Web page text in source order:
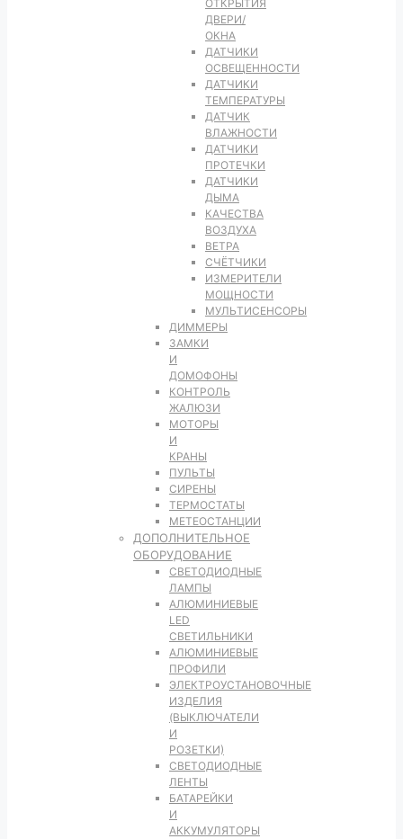
ОТКРЫТИЯ
ДВЕРИ/
ОКНА
ДАТЧИКИ
ОСВЕЩЕННОСТИ
ДАТЧИКИ
ТЕМПЕРАТУРЫ
ДАТЧИК
ВЛАЖНОСТИ
ДАТЧИКИ
ПРОТЕЧКИ
ДАТЧИКИ
ДЫМА
КАЧЕСТВА
ВОЗДУХА
ВЕТРА
СЧЁТЧИКИ
ИЗМЕРИТЕЛИ
МОЩНОСТИ
МУЛЬТИСЕНСОРЫ
ДИММЕРЫ
ЗАМКИ
И
ДОМОФОНЫ
КОНТРОЛЬ
ЖАЛЮЗИ
МОТОРЫ
И
КРАНЫ
ПУЛЬТЫ
СИРЕНЫ
ТЕРМОСТАТЫ
МЕТЕОСТАНЦИИ
ДОПОЛНИТЕЛЬНОЕ
ОБОРУДОВАНИЕ
CВЕТОДИОДНЫЕ
ЛАМПЫ
АЛЮМИНИЕВЫЕ
LED
СВЕТИЛЬНИКИ
АЛЮМИНИЕВЫЕ
ПРОФИЛИ
ЭЛЕКТРОУСТАНОВОЧНЫЕ
ИЗДЕЛИЯ
(ВЫКЛЮЧАТЕЛИ
И
РОЗЕТКИ)
СВЕТОДИОДНЫЕ
ЛЕНТЫ
БАТАРЕЙКИ
И
АККУМУЛЯТОРЫ